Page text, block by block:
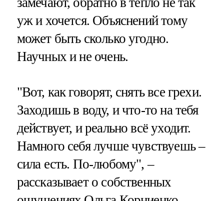
уж и хочется. Объяснений тому
может быть сколько угодно.
Научных и не очень.
"Вот, как говорят, снять все грехи.
Заходишь в воду, и что-то на тебя
действует, и реально всё уходит.
Намного себя лучше чувствуешь –
сила есть. По-любому", –
рассказывает о собственных